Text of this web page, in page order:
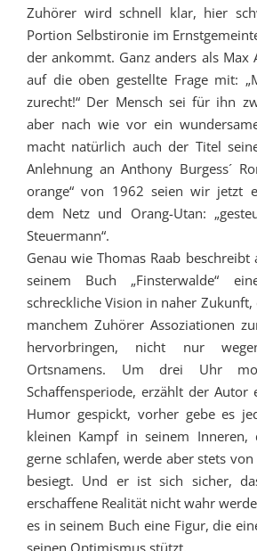
Zuhörer wird schnell klar, hier
Portion Selbstironie im
der ankommt. Ganz anders als Max
auf die oben gestellte Frage mit:
zurecht!“ Der Mensch sei für ihn
aber nach wie vor ein
macht natürlich auch der Titel
Anlehnung an Anthony Burgess´
orange“ von 1962 seien wir jetzt
dem Netz und Orang-Utan:
Steuermann“.
Genau wie Thomas Raab beschreibt
seinem Buch „Finsterwalde“
schreckliche Vision in naher
manchem Zuhörer Assoziationen
hervorbringen, nicht nur
Ortsnamens. Um drei Uhr
Schaffensperiode, erzählt der Autor
Humor gespickt, vorher gebe es
kleinen Kampf in seinem Inneren,
gerne schlafen, werde aber stets
besiegt. Und er ist sich sicher,
erschaffene Realität nicht wahr
es in seinem Buch eine Figur, die
seinen Optimismus stützt.